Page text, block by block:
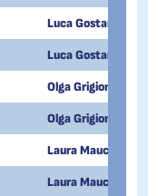
Luca Gostantini
Luca Gostantini
Olga Grigioni
Olga Grigioni
Laura Mauceri
Laura Mauceri